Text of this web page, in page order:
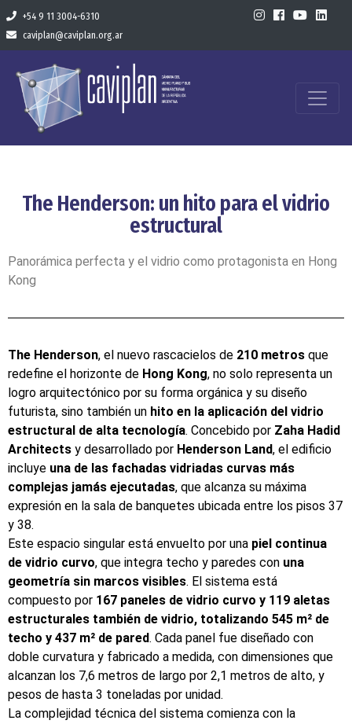
+54 9 11 3004-6310
caviplan@caviplan.org.ar
The Henderson: un hito para el vidrio
estructural
Panorámica perfecta y el vidrio como protagonista en Hong
Kong
The Henderson, el nuevo rascacielos de 210 metros que
redefine el horizonte de Hong Kong, no solo representa un
logro arquitectónico por su forma orgánica y su diseño
futurista, sino también un hito en la aplicación del vidrio
estructural de alta tecnología. Concebido por Zaha Hadid
Architects y desarrollado por Henderson Land, el edificio
incluye una de las fachadas vidriadas curvas más
complejas jamás ejecutadas, que alcanza su máxima
expresión en la sala de banquetes ubicada entre los pisos 37
y 38.
Este espacio singular está envuelto por una piel continua
de vidrio curvo, que integra techo y paredes con una
geometría sin marcos visibles. El sistema está
compuesto por 167 paneles de vidrio curvo y 119 aletas
estructurales también de vidrio, totalizando 545 m² de
techo y 437 m² de pared. Cada panel fue diseñado con
doble curvatura y fabricado a medida, con dimensiones que
alcanzan los 7,6 metros de largo por 2,1 metros de alto, y
pesos de hasta 3 toneladas por unidad.
La complejidad técnica del sistema comienza con la